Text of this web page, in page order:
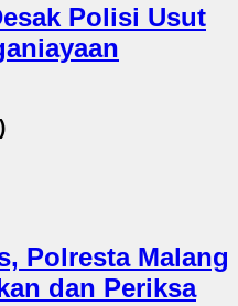
Polisi Usut
Polresta Malang
dan Periksa